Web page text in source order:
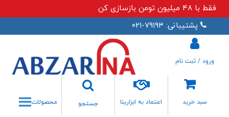
فقط با ۴۸ میلیون تومن بازسازی کن
پشتیبانی: ۷۹۱۹۳-۰۲۱
سبد خرید اعتماد به ابزارینا
جستجو
جستجو
ورود / ثبت نام
محصولات